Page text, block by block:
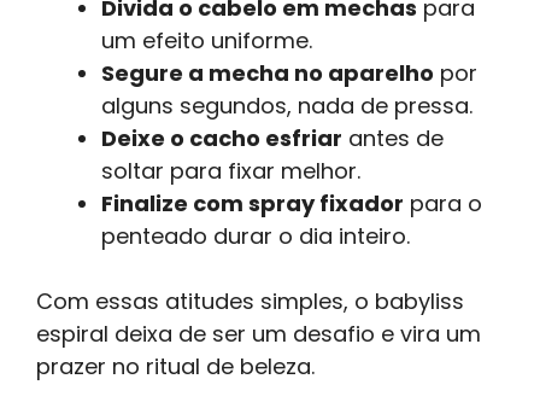
Divida o cabelo em mechas para
um efeito uniforme.
Segure a mecha no aparelho por
alguns segundos, nada de pressa.
Deixe o cacho esfriar antes de
soltar para fixar melhor.
Finalize com spray fixador para o
penteado durar o dia inteiro.
Com essas atitudes simples, o babyliss
espiral deixa de ser um desafio e vira um
prazer no ritual de beleza.